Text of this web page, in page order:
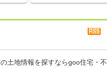
土地情報を探すならgoo住宅・不